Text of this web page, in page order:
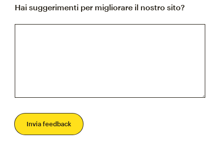
Hai suggerimenti per migliorare il nostro sito?
Invia feedback